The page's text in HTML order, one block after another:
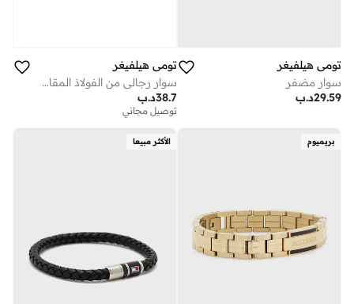
تومي هيلفيغر
سوار مضفر
د.ب29.59
تومي هيلفيغر
سوار رجالي من الفولاذ المقاوم للصدأ بنمط وصلات مع علم الأيقوني
د.ب38.7
توصيل مجاني
بريميوم الأكثر مبيعا